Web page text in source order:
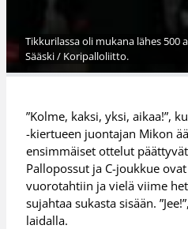
Tikkurilassa oli mukana lähes 500
Sääski / Koripalloliitto.
”Kolme, kaksi, yksi, aikaa!”,
-kiertueen juontajan Mikon
ensimmäiset ottelut
Pallopossut ja C-joukkue
vuorotahtiin ja vielä viime
sujahtaa sukasta sisään.
laidalla.